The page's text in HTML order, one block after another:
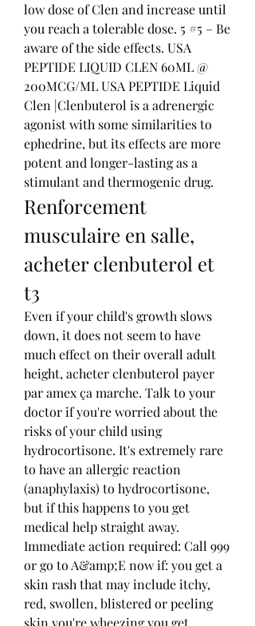
low dose of Clen and increase until
you reach a tolerable dose. 5 #5 – Be
aware of the side effects. USA
PEPTIDE LIQUID CLEN 60ML @
200MCG/ML USA PEPTIDE Liquid
Clen |Clenbuterol is a adrenergic
agonist with some similarities to
ephedrine, but its effects are more
potent and longer-lasting as a
stimulant and thermogenic drug.
Renforcement
musculaire en salle,
acheter clenbuterol et
t3
Even if your child's growth slows
down, it does not seem to have
much effect on their overall adult
height, acheter clenbuterol payer
par amex ça marche. Talk to your
doctor if you're worried about the
risks of your child using
hydrocortisone. It's extremely rare
to have an allergic reaction
(anaphylaxis) to hydrocortisone,
but if this happens to you get
medical help straight away.
Immediate action required: Call 999
or go to A&amp;E now if: you get a
skin rash that may include itchy,
red, swollen, blistered or peeling
skin you're wheezing you get